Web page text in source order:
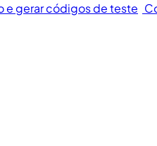
e gerar códigos de teste